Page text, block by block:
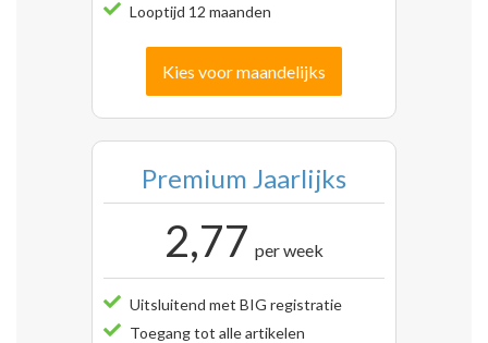
Looptijd 12 maanden
Kies voor maandelijks
Premium Jaarlijks
2,77 per week
Uitsluitend met BIG registratie
Toegang tot alle artikelen